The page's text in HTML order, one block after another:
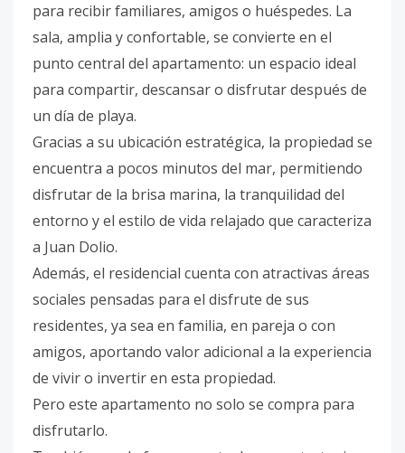
para recibir familiares, amigos o huéspedes. La
sala, amplia y confortable, se convierte en el
punto central del apartamento: un espacio ideal
para compartir, descansar o disfrutar después de
un día de playa.
Gracias a su ubicación estratégica, la propiedad se
encuentra a pocos minutos del mar, permitiendo
disfrutar de la brisa marina, la tranquilidad del
entorno y el estilo de vida relajado que caracteriza
a Juan Dolio.
Además, el residencial cuenta con atractivas áreas
sociales pensadas para el disfrute de sus
residentes, ya sea en familia, en pareja o con
amigos, aportando valor adicional a la experiencia
de vivir o invertir en esta propiedad.
Pero este apartamento no solo se compra para
disfrutarlo.